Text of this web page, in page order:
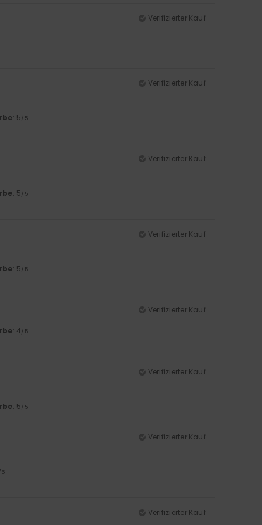
Verifizierter Kauf
Verifizierter Kauf
: 5/5
Verifizierter Kauf
: 5/5
Verifizierter Kauf
: 5/5
Verifizierter Kauf
: 4/5
Verifizierter Kauf
: 5/5
Verifizierter Kauf
Verifizierter Kauf